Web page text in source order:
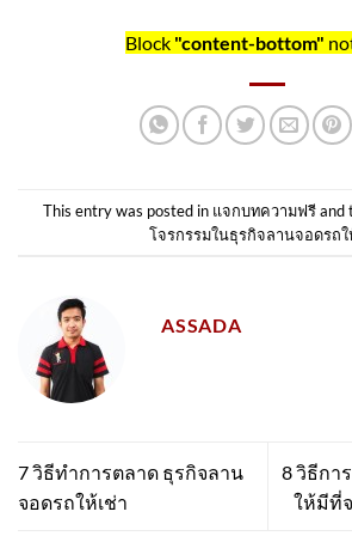
Block "content-bottom"
This entry was posted in แจกบทความฟรีand
โจรกรรมในธุรกิจลานจอดรถใ
ASSADA
7 วิธีทำการตลาด ธุรกิจลาน
จอดรถให้เช่า
8 วิธีกา
ให้มีที่